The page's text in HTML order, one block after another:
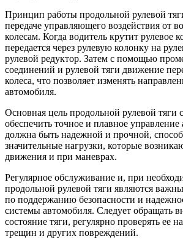
Принцип работы продольной рулевой
передаче управляющего воздействия от
колесам. Когда водитель крутит рулевое
передается через рулевую колонку на
рулевой редуктор. Затем с помощью
соединений и рулевой тяги движение
колеса, что позволяет изменять
автомобиля.
Основная цель продольной рулевой тяги
обеспечить точное и плавное
должна быть надежной и прочной,
значительные нагрузки, которые
движения и при маневрах.
Регулярное обслуживание и, при
продольной рулевой тяги являются
по поддержанию безопасности и
системы автомобиля. Следует обращать
состояние тяги, регулярно проверять ее
трещин и других повреждений.